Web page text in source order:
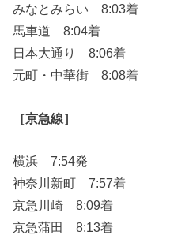
みなとみらい 8:03着
馬車道 8:04着
日本大通り 8:06着
元町・中華街 8:08着
［京急線］
横浜 7:54発
神奈川新町 7:57着
京急川崎 8:09着
京急蒲田 8:13着